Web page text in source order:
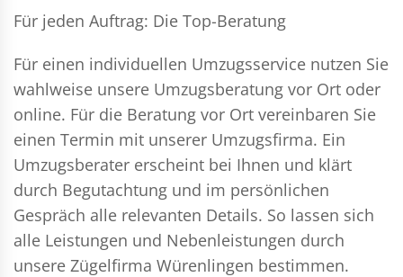
Für jeden Auftrag: Die Top-Beratung
Für einen individuellen Umzugsservice nutzen Sie
wahlweise unsere Umzugsberatung vor Ort oder
online. Für die Beratung vor Ort vereinbaren Sie
einen Termin mit unserer Umzugsfirma. Ein
Umzugsberater erscheint bei Ihnen und klärt
durch Begutachtung und im persönlichen
Gespräch alle relevanten Details. So lassen sich
alle Leistungen und Nebenleistungen durch
unsere Zügelfirma Würenlingen bestimmen.